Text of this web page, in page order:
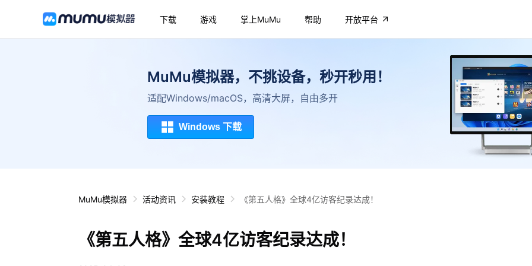
下载 游戏 掌上MuMu 帮助 开放平台
MuMu模拟器，不挑设备，秒开秒用！
适配Windows/macOS，高清大屏，自由多开
Windows 下载
MuMu模拟器 活动资讯 安装教程 《第五人格》全球4亿访客纪录达成！
《第五人格》全球4亿访客纪录达成！